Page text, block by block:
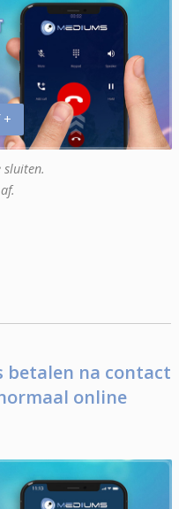
+
sluiten.
betalen na contact
online